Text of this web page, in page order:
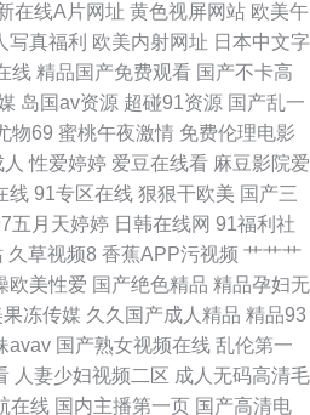
夜有码 久草麻豆 亚洲色图动漫 九九综合
利 亚洲有码av在线 日韩3级网 俺去也欧洲
A∨手机在线 福利社区爱爱 欧亚另类色 91
搞 91国产熟女熟女 欧美色女影院 福利网
费 婷婷自拍网 午夜福利传媒影视 丝袜后
师91 AV按摩影院
在线A片网址 黄色视屏网站 欧美午
写真福利 欧美内射网址 日本中文字
线 精品国产免费观看 国产不卡高
岛国av资源 超碰91资源 国产乱一
物69 蜜桃午夜激情 免费伦理电影
性爱婷婷 爱豆在线看 麻豆影院爱
线 91专区在线 狠狠干欧美 国产三
五月天婷婷 日韩在线网 91福利社
久草视频8 香蕉APP污视频 艹艹艹
欧美性爱 国产绝色精品 精品孕妇无
果冻传媒 久久国产成人精品 精品93
avav 国产熟女视频在线 乱伦第一
人妻少妇视频二区 成人无码高清毛
在线 国内主播第一页 国产高清电